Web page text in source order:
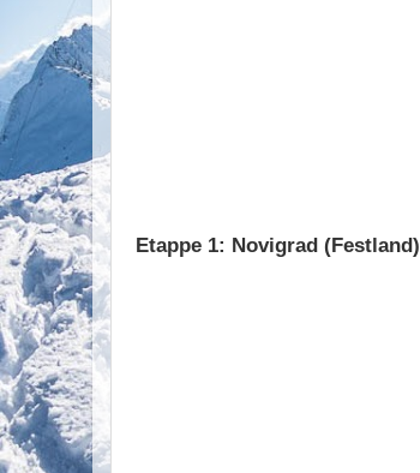
Etappe 1: Novigrad (Festland)